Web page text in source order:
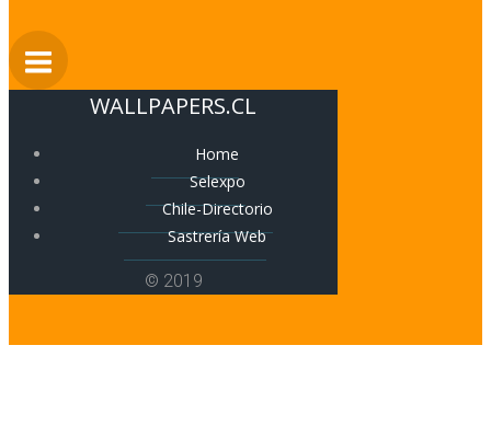
WALLPAPERS.CL
Home
Selexpo
Chile-Directorio
Sastrería Web
© 2019